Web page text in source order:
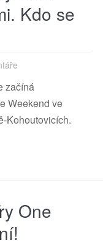
Kdo se
začíná
Weekend ve
Kohoutovicích.
One